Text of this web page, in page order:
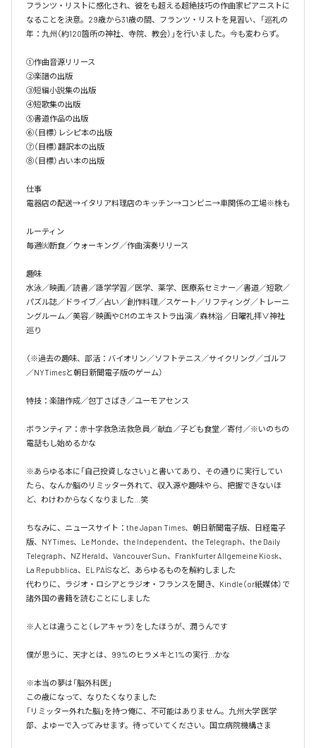
フランツ・リストに感化され、彼をも超える超絶技巧の作曲家ピアニストに
なることを決意。29歳から31歳の間、フランツ・リストを見習い、「巡礼の
年：九州（約120箇所の神社、寺院、教会）」を行いました。今も変わらず。
①作曲音源リリース
②楽譜の出版
③短編小説集の出版
④短歌集の出版
⑤書道作品の出版
⑥（目標）レシピ本の出版
⑦（目標）翻訳本の出版
⑧（目標）占い本の出版
仕事
電器店の配送→イタリア料理店のキッチン→コンビニ→車関係の工場※株も
ルーティン
毎週㈫断食／ウォーキング／作曲演奏リリース
趣味
水泳／映画／読書／語学学習／医学、薬学、医療系セミナー／書道／短歌／
パズル誌／ドライブ／占い／創作料理／スケート／リフティング／トレーニ
ングルーム／美容／映画やCMのエキストラ出演／森林浴／日曜礼拝∨神社
巡り
（※過去の趣味、部活：バイオリン／ソフトテニス／サイクリング／ゴルフ
／NYTimesと朝日新聞電子版のゲーム）
特技：楽譜作成／包丁さばき／ユーモアセンス
ボランティア：赤十字救急法救急員／献血／子ども食堂／寄付／※いのちの
電話もし始めるかな
※あらゆる本に「自己投資しなさい」と書いてあり、その通りに実行してい
たら、なんか脳のリミッター外れて、収入源や趣味やら、把握できないほ
ど、わけわからなくなりました…笑
ちなみに、ニュースサイト：the Japan Times、朝日新聞電子版、日経電子
版、NYTimes、Le Monde、the Independent、the Telegraph、the Daily
Telegraph、NZ Herald、Vancouver Sun、Frankfurter Allgemeine Kiosk、
La Repubblica、EL PAÍSなど、あらゆるものを解約しました
代わりに、ラジオ・ロシアとラジオ・フランスを聞き、Kindle（or紙媒体）で
諸外国の書籍を読むことにしました
※人とは違うこと（レアキャラ）をしたほうが、潤うんです
僕が思うに、天才とは、99%のヒラメキと1%の実行…かな
※本当の夢は「脳外科医」
この歳になって、なりたくなりました
「リミッター外れた脳」を持つ俺に、不可能はありません。九州大学 医学
部、よゆーで入ってみせます。待っていてください。国立病院機構さま